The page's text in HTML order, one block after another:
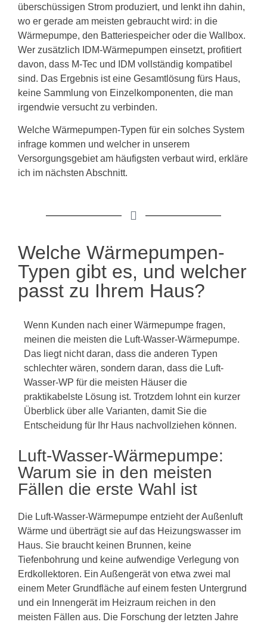
überschüssigen Strom produziert, und lenkt ihn dahin,
wo er gerade am meisten gebraucht wird: in die
Wärmepumpe, den Batteriespeicher oder die Wallbox.
Wer zusätzlich IDM-Wärmepumpen einsetzt, profitiert
davon, dass M-Tec und IDM vollständig kompatibel
sind. Das Ergebnis ist eine Gesamtlösung fürs Haus,
keine Sammlung von Einzelkomponenten, die man
irgendwie versucht zu verbinden.
Welche Wärmepumpen-Typen für ein solches System
infrage kommen und welcher in unserem
Versorgungsgebiet am häufigsten verbaut wird, erkläre
ich im nächsten Abschnitt.
Welche Wärmepumpen-
Typen gibt es, und welcher
passt zu Ihrem Haus?
Wenn Kunden nach einer Wärmepumpe fragen,
meinen die meisten die Luft-Wasser-Wärmepumpe.
Das liegt nicht daran, dass die anderen Typen
schlechter wären, sondern daran, dass die Luft-
Wasser-WP für die meisten Häuser die
praktikabelste Lösung ist. Trotzdem lohnt ein kurzer
Überblick über alle Varianten, damit Sie die
Entscheidung für Ihr Haus nachvollziehen können.
Luft-Wasser-Wärmepumpe:
Warum sie in den meisten
Fällen die erste Wahl ist
Die Luft-Wasser-Wärmepumpe entzieht der Außenluft
Wärme und überträgt sie auf das Heizungswasser im
Haus. Sie braucht keinen Brunnen, keine
Tiefenbohrung und keine aufwendige Verlegung von
Erdkollektoren. Ein Außengerät von etwa zwei mal
einem Meter Grundfläche auf einem festen Untergrund
und ein Innengerät im Heizraum reichen in den
meisten Fällen aus. Die Forschung der letzten Jahre